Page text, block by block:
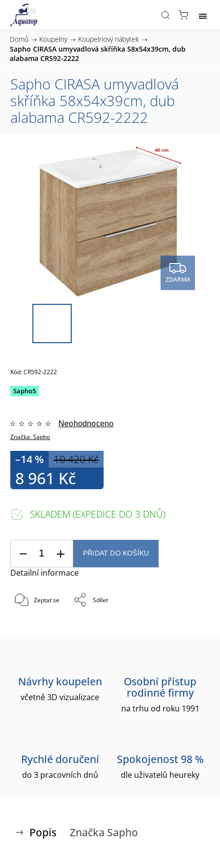
Domů / Koupelny / Koupelnový nábytek /
Sapho CIRASA umyvadlová skříňka 58x54x39cm, dub
alabama CR592-2222
Sapho CIRASA umyvadlová
skříňka 58x54x39cm, dub
alabama CR592-2222
ZDARMA
Kód:CR592-2222
Sapho5
Značka:Sapho
Neohodnoceno
10 420 Kč
–14 %
8 961 Kč
SKLADEM (EXPEDICE DO 3 DNŮ)
PŘIDAT DO KOŠÍKU
Detailní informace
Zeptat se Sdílet
Návrhy koupelen
včetně 3D vizualizace
Osobní přístup
rodinné firmy
na trhu od roku 1991
Rychlé doručení
do 3 pracovních dnů
Spokojenost 98 %
dle uživatelů heureky
Popis Značka Sapho